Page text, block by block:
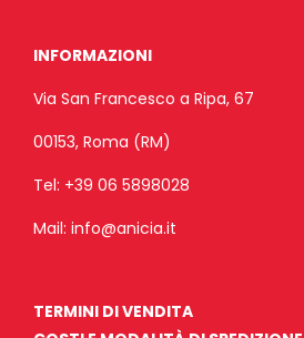
INFORMAZIONI
Via San Francesco a Ripa, 67
00153, Roma (RM)
Tel: +39 06 5898028
Mail: info@anicia.it
TERMINI DI VENDITA